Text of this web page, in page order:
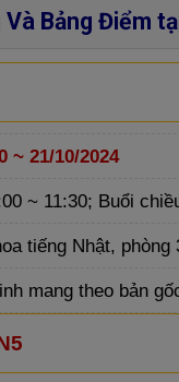
Bảng Điểm
~ 21/10/2024
~ 11:30; Buổi
tiếng Nhật,
mang theo bản